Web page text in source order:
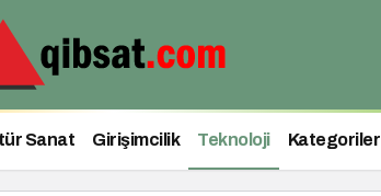
Sanat Girişimcilik Teknoloji Kategoriler